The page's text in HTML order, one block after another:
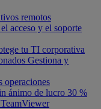
remotos
acceso y el soporte
tu TI corporativa
Gestiona y
operaciones
ánimo de lucro 30 %